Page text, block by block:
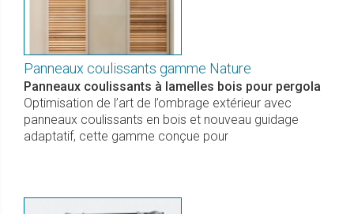
Panneaux coulissants gamme Nature
Panneaux coulissants à lamelles bois pour pergola
Optimisation de l’art de l’ombrage extérieur avec
panneaux coulissants en bois et nouveau guidage
adaptatif, cette gamme conçue pour